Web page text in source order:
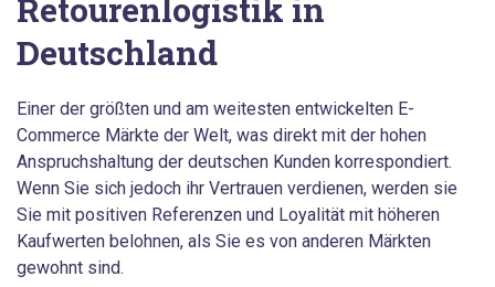
Retourenlogistik in
Deutschland
Einer der größten und am weitesten entwickelten E-
Commerce Märkte der Welt, was direkt mit der hohen
Anspruchshaltung der deutschen Kunden korrespondiert.
Wenn Sie sich jedoch ihr Vertrauen verdienen, werden sie
Sie mit positiven Referenzen und Loyalität mit höheren
Kaufwerten belohnen, als Sie es von anderen Märkten
gewohnt sind.